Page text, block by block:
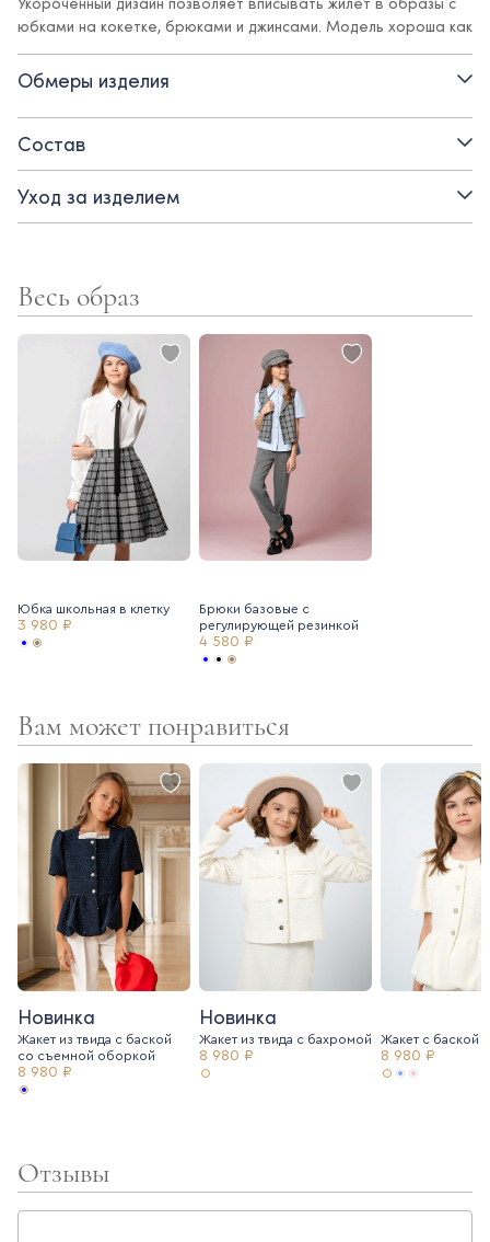
юбками на кокетке, брюками и джинсами. Модель хороша как
для прохладных сезонов, в сочетании с водолазкой, так и для
создания легких праздничных образов с блузой.
Детали:
- застежка на прорезные петли и пуговицы
подбирается таким образом, чтобы все предметы
сочетались между собой
Создайте стильный образ вместе с блузкой с бантом
Ole!twice (артикул 7235039) и базовыми школьными брюками
Ole!twice (артикул 7225283).
Обмеры изделия
Состав
Уход за изделием
Весь образ
Юбка школьная в клетку
3 980 ₽
Брюки базовые с
регулирующей резинкой
4 580 ₽
Вам может понравиться
Новинка
Жакет из твида с баской
со съемной оборкой
8 980 ₽
Новинка
Жакет из твида c бахромой
8 980 ₽
Жакет с баской
8 980 ₽
Отзывы